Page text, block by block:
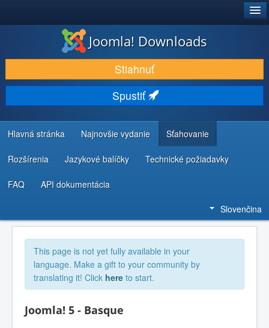
STIAHNUŤ & ROZŠÍRIŤ
OBJAVUJTE & UČTE SA
KOMUNITA & PODPORA
ZDROJE INFORMÁCIÍ PRE VÝVOJÁROV
Joomla! Downloads
Stiahnuť
Spustiť
Hlavná stránka Najnovšie vydanie Sťahovanie
Rozšírenia Jazykové balíčky Technické požiadavky
FAQ API dokumentácia
Slovenčina
This page is not yet fully available in your
language. Make a gift to your community by
translating it! Click here to start.
Joomla! 5 - Basque